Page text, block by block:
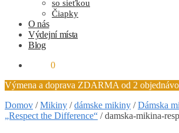
so sieťkou
Čiapky
O nás
Výdejní místa
Blog
0
Výmena a doprava ZDARMA od 2
Domov /Mikiny /dámske mikiny /Dámska
„Respect the Difference“ /damska-mikina-